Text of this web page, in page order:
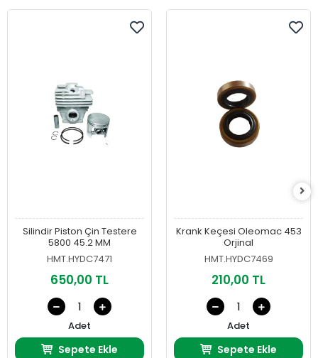
Silindir Piston Çin Testere
5800 45.2 MM
HMT.HYDC7471
650,00 TL
Adet
Sepete Ekle
Krank Keçesi Oleomac 453
Orjinal
HMT.HYDC7469
210,00 TL
Adet
Sepete Ekle